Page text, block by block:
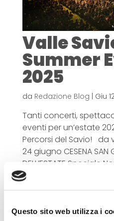
Questo sito web utilizza i
Valle
Summer
2025
da Redazione Blog Giu
Tanti concerti,
eventi per un’estate
Percorsi del Savio! da
24 giugno CESENA SAN
DELL’ESTATE Speciale
1000 Flash Coro Pink